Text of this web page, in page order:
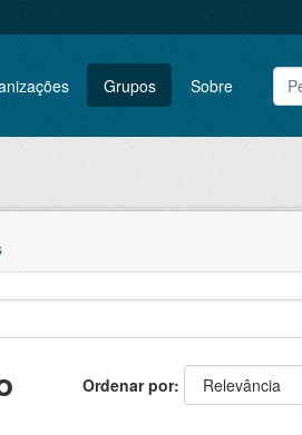
Grupos Sobre
Ordenar por